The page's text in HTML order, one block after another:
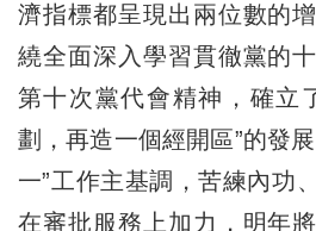
濟指標都呈現出兩位數的
繞全面深入學習貫徹黨的
第十次黨代會精神，確立
劃，再造一個經開區”的發
一”工作主基調，苦練內功
在審批服務上加力，明年